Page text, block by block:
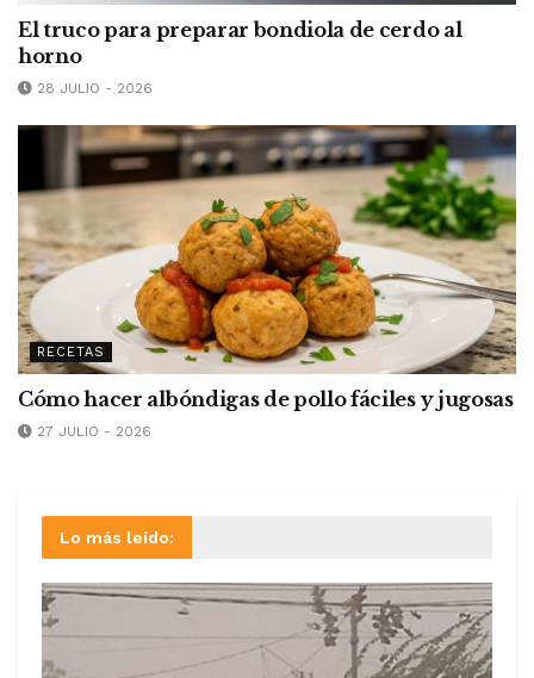
El truco para preparar bondiola de cerdo al
horno
28 JULIO - 2026
RECETAS
Cómo hacer albóndigas de pollo fáciles y jugosas
27 JULIO - 2026
Lo más leído: